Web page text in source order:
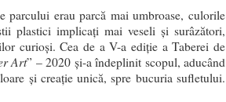
parcului erau parcă mai umbroase, culorile
plastici implicați mai veseli și surâzători,
curioși. Cea de a V-a ediție a Taberei de
Art” – 2020 și-a îndeplinit scopul, aducând
și creație unică, spre bucuria sufletului.